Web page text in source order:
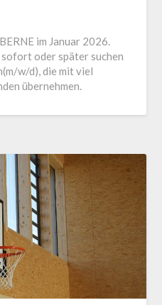
im Januar 2026.
oder später suchen
w/d), die mit viel
übernehmen.